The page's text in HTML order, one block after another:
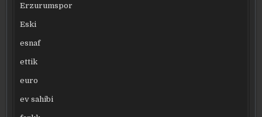
Erzurumspor
Eski
esnaf
ettik
euro
ev sahibi